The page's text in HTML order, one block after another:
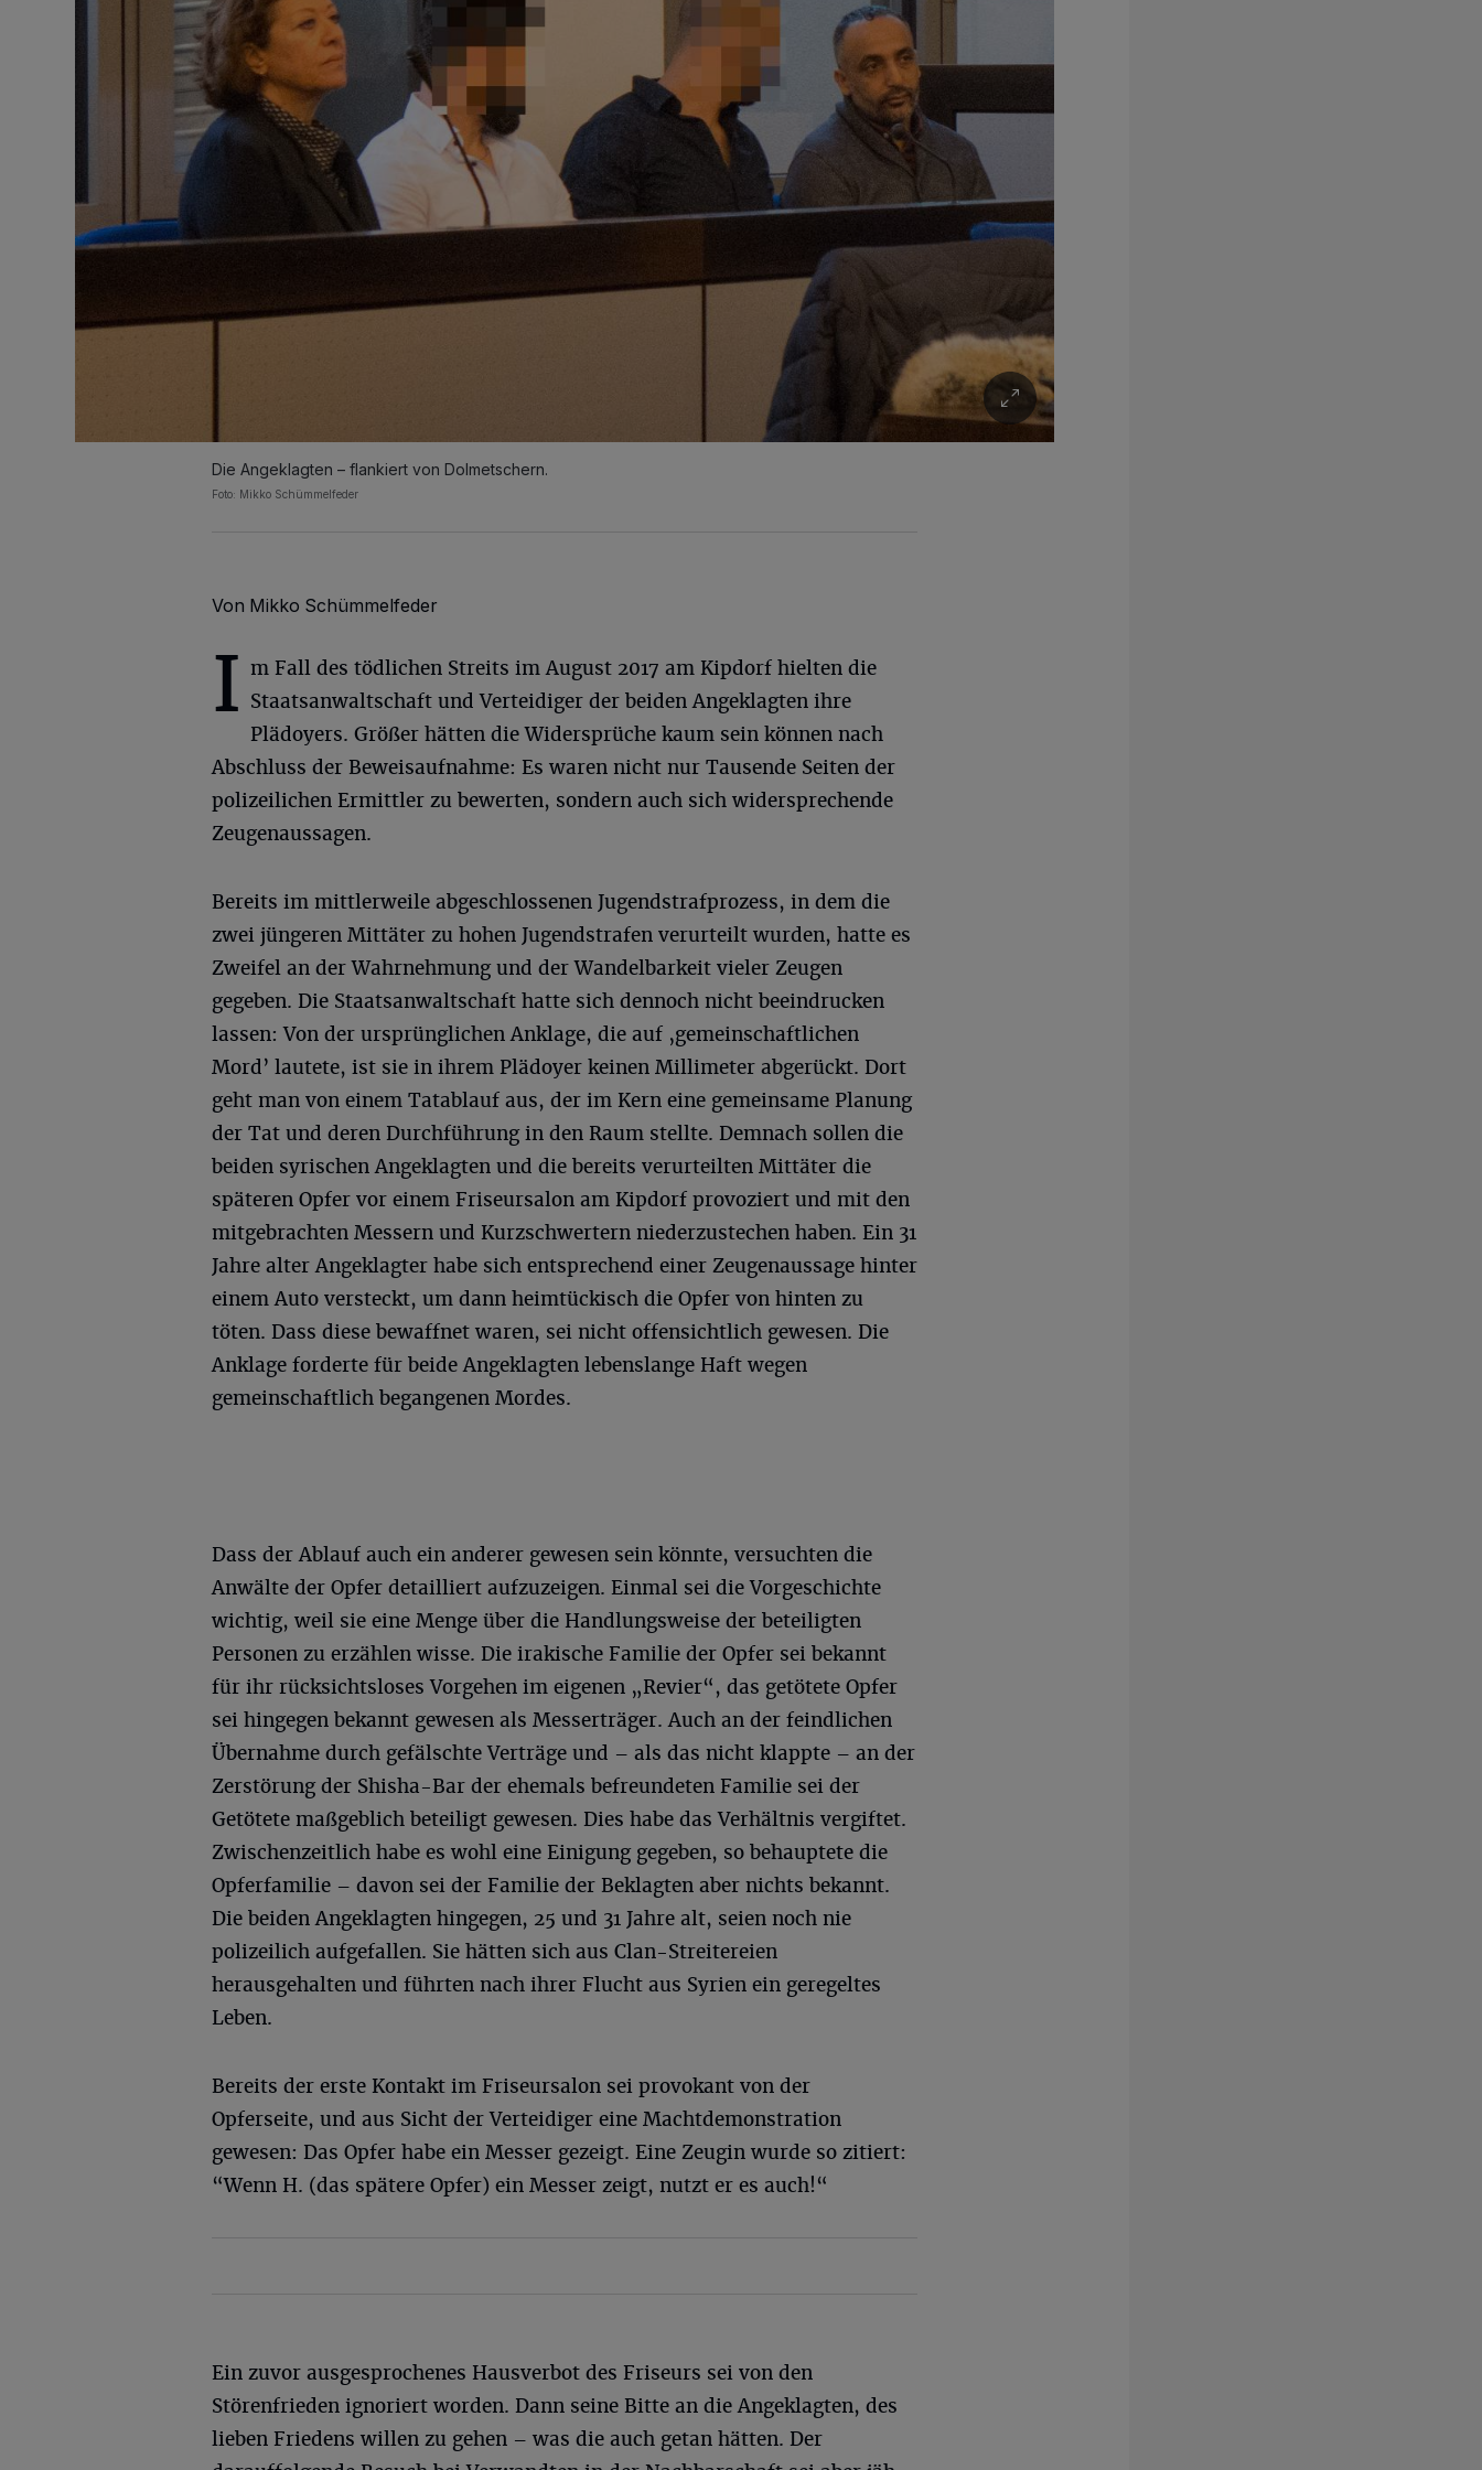
Die Angeklagten – flankiert von Dolmetschern.
Foto: Mikko Schümmelfeder
Von Mikko Schümmelfeder
I m Fall des tödlichen Streits im August 2017 am Kipdorf hielten die
Staatsanwaltschaft und Verteidiger der beiden Angeklagten ihre
Plädoyers. Größer hätten die Widersprüche kaum sein können nach
Abschluss der Beweisaufnahme: Es waren nicht nur Tausende Seiten der
polizeilichen Ermittler zu bewerten, sondern auch sich widersprechende
Zeugenaussagen.
Bereits im mittlerweile abgeschlossenen Jugendstrafprozess, in dem die
zwei jüngeren Mittäter zu hohen Jugendstrafen verurteilt wurden, hatte es
Zweifel an der Wahrnehmung und der Wandelbarkeit vieler Zeugen
gegeben. Die Staatsanwaltschaft hatte sich dennoch nicht beeindrucken
lassen: Von der ursprünglichen Anklage, die auf ‚gemeinschaftlichen
Mord’ lautete, ist sie in ihrem Plädoyer keinen Millimeter abgerückt. Dort
geht man von einem Tatablauf aus, der im Kern eine gemeinsame Planung
der Tat und deren Durchführung in den Raum stellte. Demnach sollen die
beiden syrischen Angeklagten und die bereits verurteilten Mittäter die
späteren Opfer vor einem Friseursalon am Kipdorf provoziert und mit den
mitgebrachten Messern und Kurzschwertern niederzustechen haben. Ein 31
Jahre alter Angeklagter habe sich entsprechend einer Zeugenaussage hinter
einem Auto versteckt, um dann heimtückisch die Opfer von hinten zu
töten. Dass diese bewaffnet waren, sei nicht offensichtlich gewesen. Die
Anklage forderte für beide Angeklagten lebenslange Haft wegen
gemeinschaftlich begangenen Mordes.
Dass der Ablauf auch ein anderer gewesen sein könnte, versuchten die
Anwälte der Opfer detailliert aufzuzeigen. Einmal sei die Vorgeschichte
wichtig, weil sie eine Menge über die Handlungsweise der beteiligten
Personen zu erzählen wisse. Die irakische Familie der Opfer sei bekannt
für ihr rücksichtsloses Vorgehen im eigenen „Revier“, das getötete Opfer
sei hingegen bekannt gewesen als Messerträger. Auch an der feindlichen
Übernahme durch gefälschte Verträge und – als das nicht klappte – an der
Zerstörung der Shisha-Bar der ehemals befreundeten Familie sei der
Getötete maßgeblich beteiligt gewesen. Dies habe das Verhältnis vergiftet.
Zwischenzeitlich habe es wohl eine Einigung gegeben, so behauptete die
Opferfamilie – davon sei der Familie der Beklagten aber nichts bekannt.
Die beiden Angeklagten hingegen, 25 und 31 Jahre alt, seien noch nie
polizeilich aufgefallen. Sie hätten sich aus Clan-Streitereien
herausgehalten und führten nach ihrer Flucht aus Syrien ein geregeltes
Leben.
Bereits der erste Kontakt im Friseursalon sei provokant von der
Opferseite, und aus Sicht der Verteidiger eine Machtdemonstration
gewesen: Das Opfer habe ein Messer gezeigt. Eine Zeugin wurde so zitiert:
“Wenn H. (das spätere Opfer) ein Messer zeigt, nutzt er es auch!“
Ein zuvor ausgesprochenes Hausverbot des Friseurs sei von den
Störenfrieden ignoriert worden. Dann seine Bitte an die Angeklagten, des
lieben Friedens willen zu gehen – was die auch getan hätten. Der